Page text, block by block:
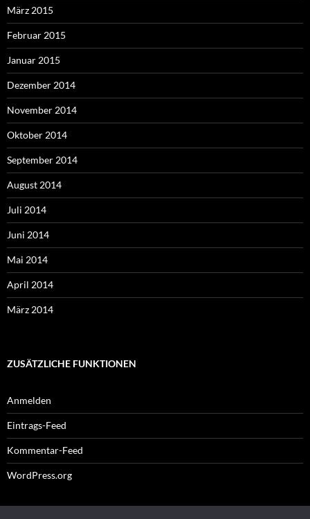
März 2015
Februar 2015
Januar 2015
Dezember 2014
November 2014
Oktober 2014
September 2014
August 2014
Juli 2014
Juni 2014
Mai 2014
April 2014
März 2014
ZUSÄTZLICHE FUNKTIONEN
Anmelden
Eintrags-Feed
Kommentar-Feed
WordPress.org